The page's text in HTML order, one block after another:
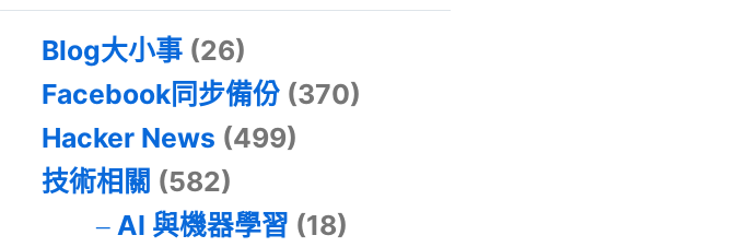
Blog大小事 (26)
Facebook同步備份 (370)
Hacker News (499)
技術相關 (582)
AI 與機器學習 (18)